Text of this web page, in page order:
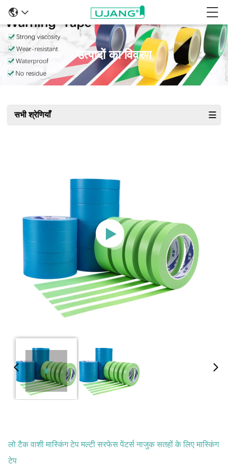
उत्पादों का विवरण
सभी श्रेणियाँ
लो टैक वाशी मास्किंग टेप मल्टी सरफेस पेंटर्स नाजुक सतहों के लिए मास्किंग
टेप